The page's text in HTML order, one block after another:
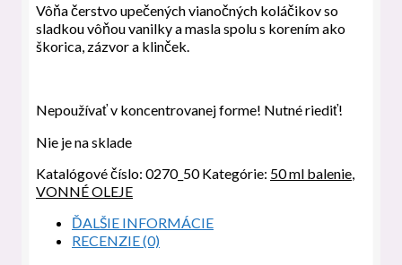
Vôňa čerstvo upečených vianočných koláčikov so
sladkou vôňou vanilky a masla spolu s korením ako
škorica, zázvor a klinček.
Nepoužívať v koncentrovanej forme! Nutné riediť!
Nie je na sklade
Katalógové číslo: 0270_50 Kategórie: 50 ml balenie
VONNÉ OLEJE
ĎALŠIE INFORMÁCIE
RECENZIE (0)